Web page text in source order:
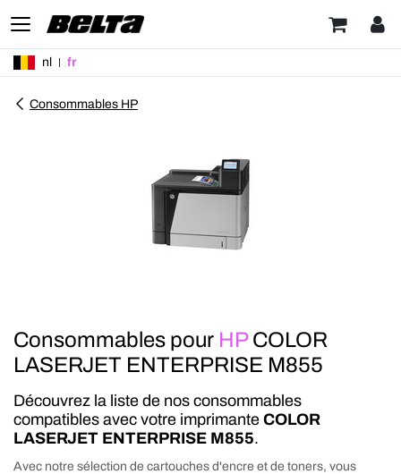
nl fr
Consommables HP
Consommables pour HPCOLOR
LASERJET ENTERPRISE M855
Découvrez la liste de nos consommables
compatibles avec votre imprimante COLOR
LASERJET ENTERPRISE M855.
Avec notre sélection de cartouches d'encre et de toners, vous